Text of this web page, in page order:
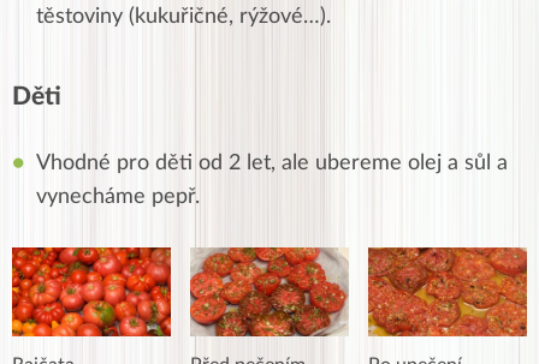
těstoviny (kukuřičné, rýžové…).
Děti
Vhodné pro děti od 2 let, ale ubereme olej a sůl a
vynecháme pepř.